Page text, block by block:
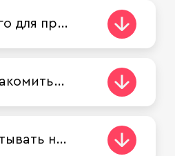
Так много всего для предпринимателей! Как выбрать, что подойдет именно мне?
Где можно ознакомиться с подборкой инновационных решений в Москве? Часто встречаю информацию про технологический прогресс и прорывные решения, что в Москве много компаний, занимающихся развитием инноваций. Но вся эта информация разрозненная…
Я могу рассчитывать на поддержку города, если компания зарегистрирована в Москве, но физически нахожусь в Подмосковье?